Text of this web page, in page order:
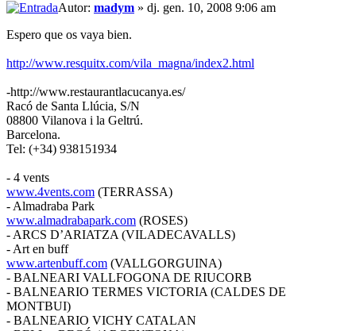
Autor: madym » dj. gen. 10, 2008 9:06 am
Espero que os vaya bien.
http://www.resquitx.com/vila_magna/index2.html
-http://www.restaurantlacucanya.es/
Racó de Santa Llúcia, S/N
08800 Vilanova i la Geltrú.
Barcelona.
Tel: (+34) 938151934
- 4 vents
www.4vents.com (TERRASSA)
- Almadraba Park
www.almadrabapark.com (ROSES)
- ARCS D’ARIATZA (VILADECAVALLS)
- Art en buff
www.artenbuff.com (VALLGORGUINA)
- BALNEARI VALLFOGONA DE RIUCORB
- BALNEARIO TERMES VICTORIA (CALDES DE
MONTBUI)
- BALNEARIO VICHY CATALAN